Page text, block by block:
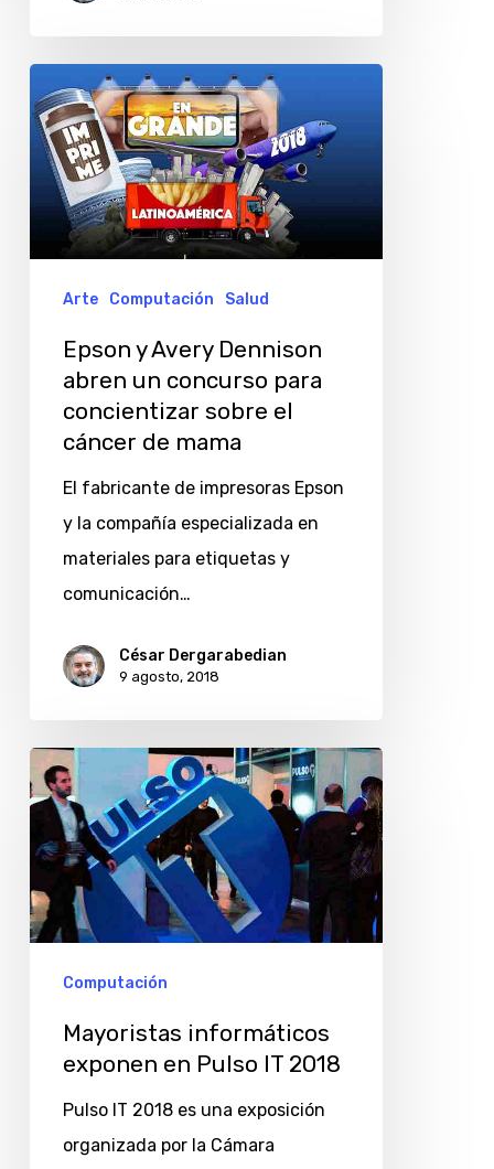
y
Avery
Dennison
abren
un
concurso
concientizar
mama
Arte Computación Salud
Epson y Avery Dennison
abren un concurso para
concientizar sobre el
cáncer de mama
El fabricante de impresoras Epson
y la compañía especializada en
materiales para etiquetas y
comunicación…
César Dergarabedian
9 agosto, 2018
Mayoristas
informáticos
exponen
Pulso
IT
2018Computación
Mayoristas informáticos
exponen en Pulso IT 2018
Pulso IT 2018 es una exposición
organizada por la Cámara